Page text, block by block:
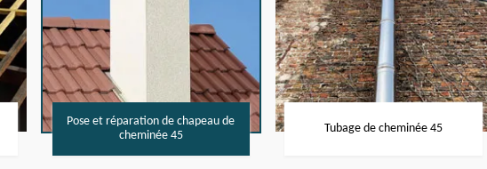
Pose et réparation de chapeau de
cheminée 45
Tubage de cheminée 45